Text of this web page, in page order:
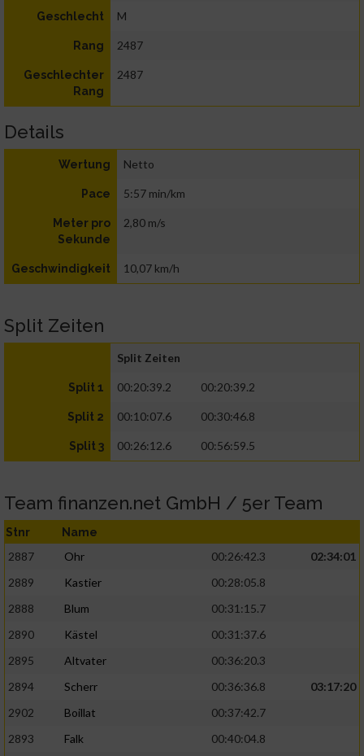
Geschlecht M
Rang 2487
Geschlechter
Rang
2487
Details
Wertung Netto
Pace 5:57 min/km
Meter pro
Sekunde
2,80 m/s
Geschwindigkeit 10,07 km/h
Split Zeiten
Split Zeiten
Split 1 00:20:39.2 00:20:39.2
Split 2 00:10:07.6 00:30:46.8
Split 3 00:26:12.6 00:56:59.5
Team finanzen.net GmbH / 5er Team
Stnr Name
2887 Ohr 00:26:42.3
02:34:01
2889
Kastier
00:28:05.8
2888
Blum
00:31:15.7
2890
Kästel
00:31:37.6
2895
Altvater
00:36:20.3
2894
Scherr 00:36:36.8
03:17:20
2902
Boillat
00:37:42.7
2893
Falk
00:40:04.8